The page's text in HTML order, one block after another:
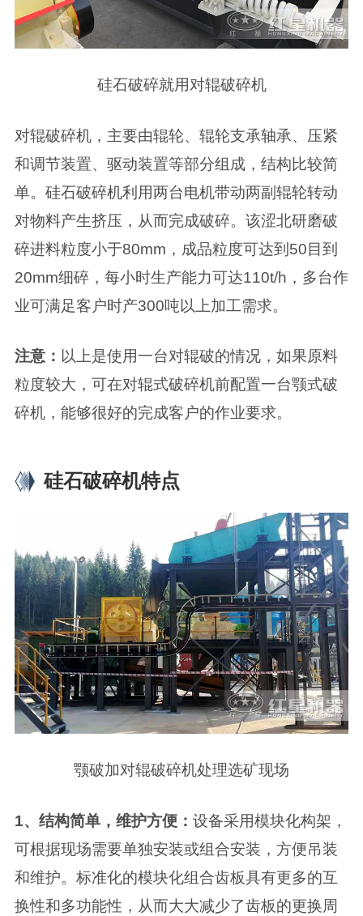
硅石破碎就用对辊破碎机
对辊破碎机，主要由辊轮、辊轮支承轴承、压紧
和调节装置、驱动装置等部分组成，结构比较简
单。硅石破碎机利用两台电机带动两副辊轮转动
对物料产生挤压，从而完成破碎。该涩北研磨破
碎进料粒度小于80mm，成品粒度可达到50目到
20mm细碎，每小时生产能力可达110t/h，多台作
业可满足客户时产300吨以上加工需求。
注意： 以上是使用一台对辊破的情况，如果原料
粒度较大，可在对辊式破碎机前配置一台颚式破
碎机，能够很好的完成客户的作业要求。
硅石破碎机特点
颚破加对辊破碎机处理选矿现场
1、结构简单，维护方便： 设备采用模块化构架，
可根据现场需要单独安装或组合安装，方便吊装
和维护。标准化的模块化组合齿板具有更多的互
换性和多功能性，从而大大减少了齿板的更换周